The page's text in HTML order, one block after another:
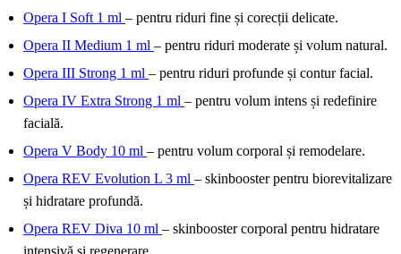
Opera I Soft 1 ml – pentru riduri fine și corecții delicate.
Opera II Medium 1 ml – pentru riduri moderate și volum natural.
Opera III Strong 1 ml – pentru riduri profunde și contur facial.
Opera IV Extra Strong 1 ml – pentru volum intens și redefinire
facială.
Opera V Body 10 ml – pentru volum corporal și remodelare.
Opera REV Evolution L 3 ml – skinbooster pentru biorevitalizare
și hidratare profundă.
Opera REV Diva 10 ml – skinbooster corporal pentru hidratare
intensivă și regenerare.